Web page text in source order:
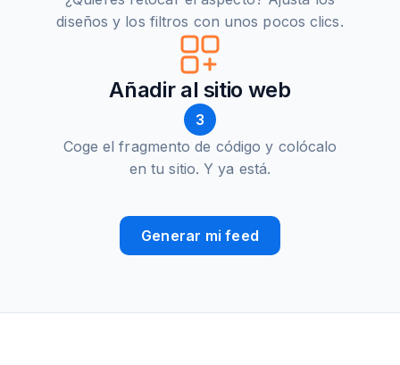
diseños y los filtros con unos pocos clics.
Añadir al sitio web
3
Coge el fragmento de código y colócalo
en tu sitio. Y ya está.
Generar mi feed